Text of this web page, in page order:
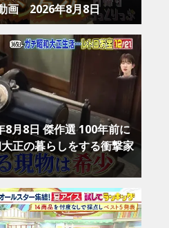
画 2026年8月8日
月8日 傑作選 100年前に
正の暮らしをする衝撃家